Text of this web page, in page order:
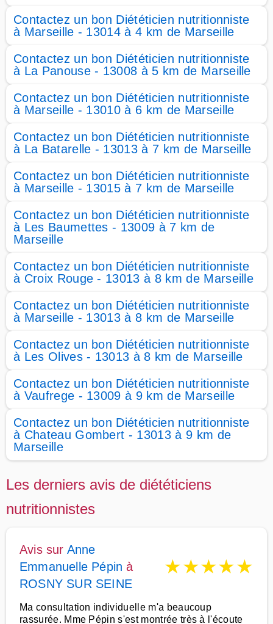
Contactez un bon Diététicien nutritionniste
à Marseille - 13014 à 4 km de Marseille
Contactez un bon Diététicien nutritionniste
à La Panouse - 13008 à 5 km de Marseille
Contactez un bon Diététicien nutritionniste
à Marseille - 13010 à 6 km de Marseille
Contactez un bon Diététicien nutritionniste
à La Batarelle - 13013 à 7 km de Marseille
Contactez un bon Diététicien nutritionniste
à Marseille - 13015 à 7 km de Marseille
Contactez un bon Diététicien nutritionniste
à Les Baumettes - 13009 à 7 km de
Marseille
Contactez un bon Diététicien nutritionniste
à Croix Rouge - 13013 à 8 km de Marseille
Contactez un bon Diététicien nutritionniste
à Marseille - 13013 à 8 km de Marseille
Contactez un bon Diététicien nutritionniste
à Les Olives - 13013 à 8 km de Marseille
Contactez un bon Diététicien nutritionniste
à Vaufrege - 13009 à 9 km de Marseille
Contactez un bon Diététicien nutritionniste
à Chateau Gombert - 13013 à 9 km de
Marseille
Les derniers avis de diététiciens
nutritionnistes
Avis sur Anne
Emmanuelle Pépin à
ROSNY SUR SEINE
★★★★★
Ma consultation individuelle m'a beaucoup
rassurée. Mme Pépin s'est montrée très à l'écoute